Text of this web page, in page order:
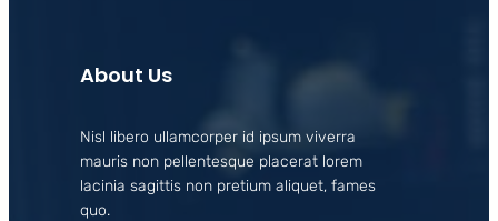
About Us
Nisl libero ullamcorper id ipsum viverra
mauris non pellentesque placerat lorem
lacinia sagittis non pretium aliquet, fames
quo.